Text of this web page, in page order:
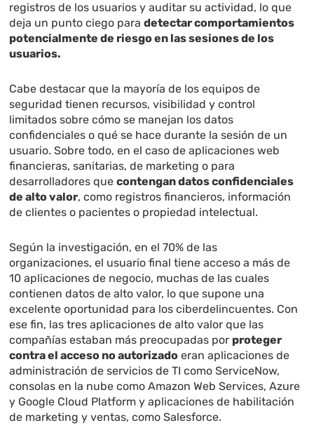
registros de los usuarios y auditar su actividad, lo que
deja un punto ciego paradetectar comportamientos
potencialmente de riesgo en las sesiones de los
usuarios.
Cabe destacar que la mayoría de los equipos de
seguridad tienen recursos, visibilidad y control
limitados sobre cómo se manejan los datos
confidenciales o qué se hace durante la sesión de un
usuario. Sobre todo, en el caso de aplicaciones web
financieras, sanitarias, de marketing o para
desarrolladores quecontengan datos confidenciales
de alto valor, como registros financieros, información
de clientes o pacientes o propiedad intelectual.
Según la investigación, en el 70% de las
organizaciones, el usuario final tiene acceso a más de
10 aplicaciones de negocio, muchas de las cuales
contienen datos de alto valor, lo que supone una
excelente oportunidad para los ciberdelincuentes. Con
ese fin, las tres aplicaciones de alto valor que las
compañías estaban más preocupadas por proteger
contra el acceso no autorizado eran aplicaciones de
administración de servicios de TI como ServiceNow,
consolas en la nube como Amazon Web Services, Azure
y Google Cloud Platform y aplicaciones de habilitación
de marketing y ventas, como Salesforce.